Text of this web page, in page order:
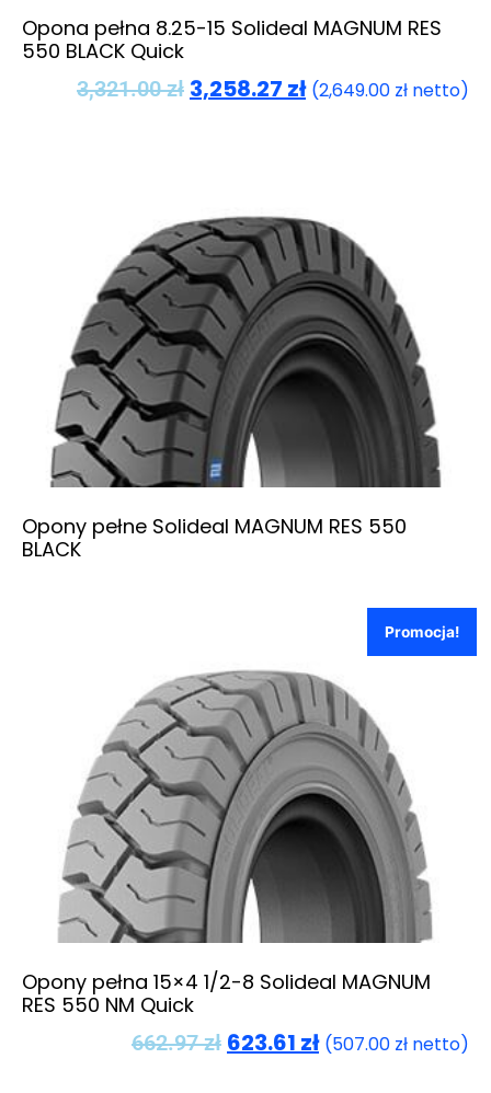
Opona pełna 8.25-15 Solideal MAGNUM RES
550 BLACK Quick
3,321.00zł 3,258.27 zł (2,649.00 zł netto)
Opony pełne Solideal MAGNUM RES 550
BLACK
Promocja!
Opony pełna 15×4 1/2-8 Solideal MAGNUM
RES 550 NM Quick
662.97zł 623.61 zł (507.00 zł netto)